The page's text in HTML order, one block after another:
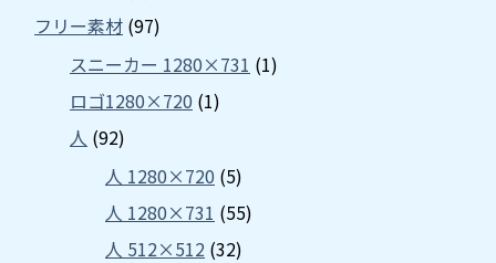
フリー素材 (97)
スニーカー 1280×731 (1)
ロゴ1280×720 (1)
人 (92)
人 1280×720 (5)
人 1280×731 (55)
人 512×512 (32)